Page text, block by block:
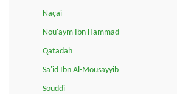
Naçai
Nou'aym Ibn Hammad
Qatadah
Sa'id Ibn Al-Mousayyib
Souddi